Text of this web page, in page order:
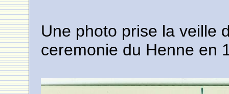
Une photo prise la veille
ceremonie du Henne en